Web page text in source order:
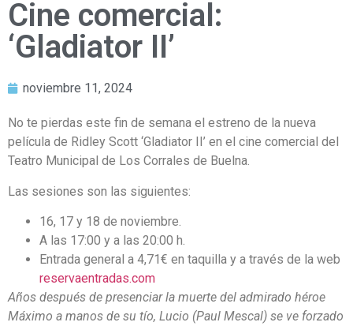
Cine comercial:
‘Gladiator II’
noviembre 11, 2024
No te pierdas este fin de semana el estreno de la nueva
película de Ridley Scott ‘Gladiator II’ en el cine comercial del
Teatro Municipal de Los Corrales de Buelna.
Las sesiones son las siguientes:
16, 17 y 18 de noviembre.
A las 17:00 y a las 20:00 h.
Entrada general a 4,71€ en taquilla y a través de la web
reservaentradas.com
Años después de presenciar la muerte del admirado héroe
Máximo a manos de su tío, Lucio (Paul Mescal) se ve forzado